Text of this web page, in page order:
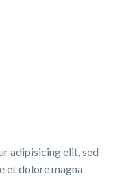
adipisicing elit, sed
et dolore magna